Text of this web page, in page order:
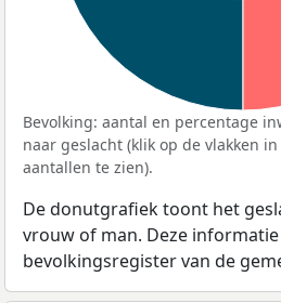
Bevolking: aantal en percentage
naar geslacht (klik op de vlakken
aantallen te zien).
De donutgrafiek toont het
vrouw of man. Deze
bevolkingsregister van de